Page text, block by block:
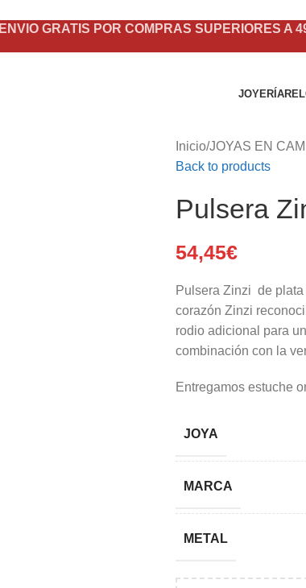
ENVIO GRATIS POR COMPRAS SUPERIORES A
JOYERÍA
Inicio/JOYAS EN
Back to products
Pulsera
54,45€
Pulsera Zinzi de
corazón Zinzi
rodio adicional para
combinación con la
Entregamos estuche
JOYA
MARCA
METAL